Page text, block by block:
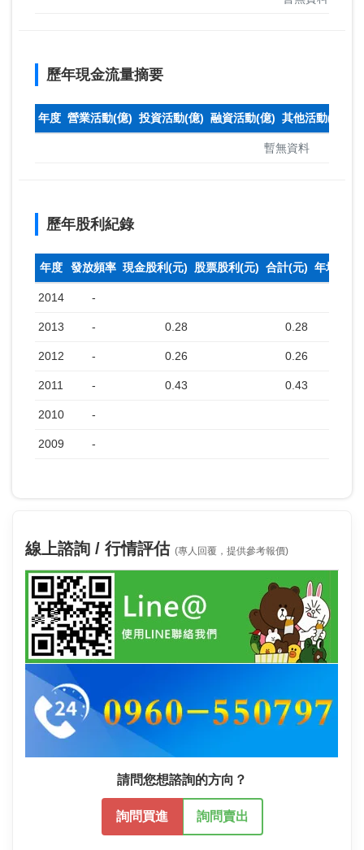
歷年現金流量摘要
年度 營業活動(億) 投資活動(億) 融資活動(億) 其他活動(億)
暫無資料
歷年股利紀錄
年度 發放頻率 現金股利(元) 股票股利(元) 合計(元) 年均收盤
2014 -
2013 - 0.28 0.28
2012 - 0.26 0.26
2011 - 0.43 0.43
2010 -
2009 -
線上諮詢 / 行情評估 (專人回覆，提供參考報價)
請問您想諮詢的方向？
詢問買進 詢問賣出